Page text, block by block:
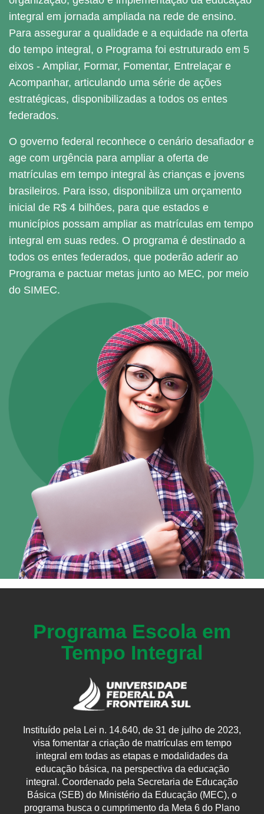
integral em jornada ampliada na rede de ensino.
Para assegurar a qualidade e a equidade na oferta
do tempo integral, o Programa foi estruturado em 5
eixos - Ampliar, Formar, Fomentar, Entrelaçar e
Acompanhar, articulando uma série de ações
estratégicas, disponibilizadas a todos os entes
federados.
O governo federal reconhece o cenário desafiador e
age com urgência para ampliar a oferta de
matrículas em tempo integral às crianças e jovens
brasileiros. Para isso, disponibiliza um orçamento
inicial de R$ 4 bilhões, para que estados e
municípios possam ampliar as matrículas em tempo
integral em suas redes. O programa é destinado a
todos os entes federados, que poderão aderir ao
Programa e pactuar metas junto ao MEC, por meio
do SIMEC.
Programa Escola em
Tempo Integral
Instituído pela Lei n. 14.640, de 31 de julho de 2023,
visa fomentar a criação de matrículas em tempo
integral em todas as etapas e modalidades da
educação básica, na perspectiva da educação
integral. Coordenado pela Secretaria de Educação
Básica (SEB) do Ministério da Educação (MEC), o
programa busca o cumprimento da Meta 6 do Plano